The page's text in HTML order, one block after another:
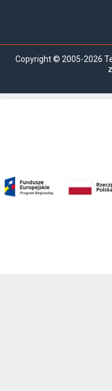
Copyright © 2005-2026